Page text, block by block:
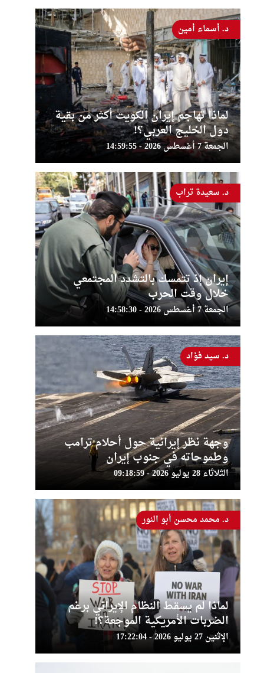
لماذا تهاجم إيران الكويت أكثر من بقية
دول الخليج العربي؟!
الجمعة 7 أغسطس 2026 - 14:59:55
د. أسماء أمين
إيران إذ تتمسك بالتشدد المجتمعي
خلال وقت الحرب
الجمعة 7 أغسطس 2026 - 14:58:30
د. سعيدة تراب
وجهة نظر إيرانية حول أحلام ترامب
وطموحاته في جنوب إيران
الثلاثاء 28 يوليو 2026 - 09:18:59
د. سيد فؤاد
لماذا لم يسقط النظام الإيراني برغم
الضربات الأمريكية الموجعة؟!
الإثنين 27 يوليو 2026 - 17:22:04
د. محمد محسن أبو النور